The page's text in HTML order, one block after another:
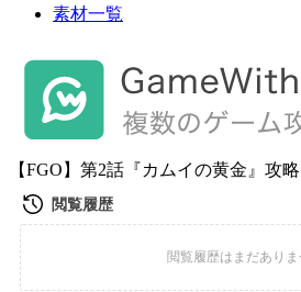
素材一覧
【FGO】第2話『カムイの黄金』攻